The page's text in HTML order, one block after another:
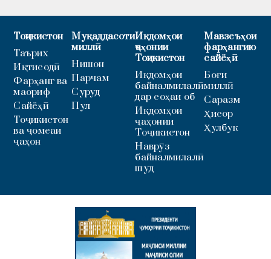
Тоҷикистон
Таърих
Иқтисодӣ
Фарҳанг ва
маориф
Сайёҳӣ
Тоҷикистон
ва ҷомеаи
ҷаҳон
Муқаддасоти
миллӣ
Нишон
Парчам
Суруд
Пул
Иқдомҳои
ҷаҳонии
Тоҷикистон
Иқдомҳои
байналмилалӣ
дар соҳаи об
Иқдомҳои
ҷаҳонии
Тоҷикистон
Наврӯз
байналмилалӣ
шуд
Мавзеъҳои
фарҳангию
сайёҳӣ
Боғи
миллӣ
Саразм
Ҳисор
Ҳулбук